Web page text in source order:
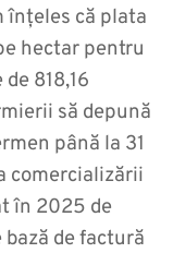
înțeles că plata
hectar pentru
818,16
să depună
până la 31
comercializării
în 2025 de
de factură